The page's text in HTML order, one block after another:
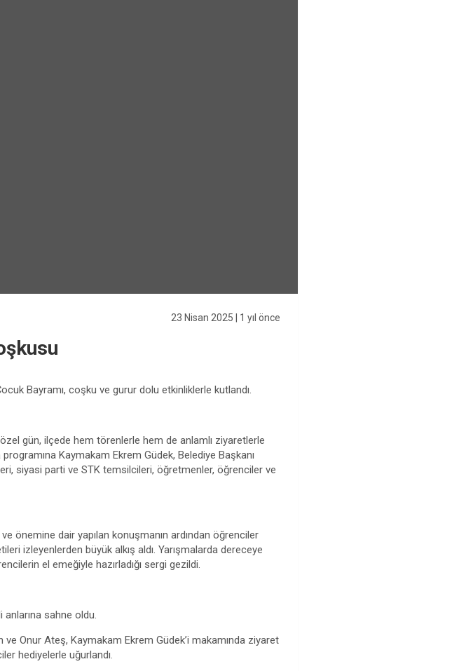
23 Nisan 2025 | 1 yıl önce
Bayramı, coşku ve gurur dolu etkinliklerle kutlandı.
gün, ilçede hem törenlerle hem de anlamlı ziyaretlerle
Kaymakam Ekrem Güdek, Belediye Başkanı
siyasi parti ve STK temsilcileri, öğretmenler, öğrenciler ve
önemine dair yapılan konuşmanın ardından öğrenciler
izleyenlerden büyük alkış aldı. Yarışmalarda dereceye
el emeğiyle hazırladığı sergi gezildi.
sahne oldu.
Onur Ateş, Kaymakam Ekrem Güdek’i makamında ziyaret
hediyelerle uğurlandı.